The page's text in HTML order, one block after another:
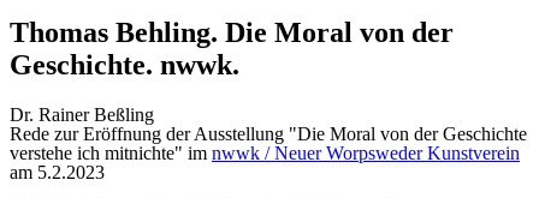
Thomas Behling. Die Moral von der
Geschichte. nwwk.
Dr. Rainer Beßling
Rede zur Eröffnung der Ausstellung "Die Moral von der Geschichte
verstehe ich mitnichte" im nwwk / Neuer Worpsweder Kunstverein
am 5.2.2023